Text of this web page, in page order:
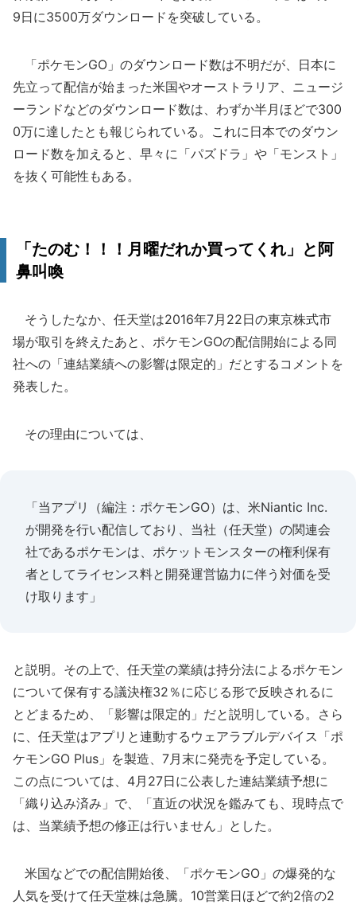
9日に3500万ダウンロードを突破している。
「ポケモンGO」のダウンロード数は不明だが、日本に
先立って配信が始まった米国やオーストラリア、ニュージ
ーランドなどのダウンロード数は、わずか半月ほどで300
0万に達したとも報じられている。これに日本でのダウン
ロード数を加えると、早々に「パズドラ」や「モンスト」
を抜く可能性もある。
「たのむ！！！月曜だれか買ってくれ」と阿
鼻叫喚
そうしたなか、任天堂は2016年7月22日の東京株式市
場が取引を終えたあと、ポケモンGOの配信開始による同
社への「連結業績への影響は限定的」だとするコメントを
発表した。
その理由については、
「当アプリ（編注：ポケモンGO）は、米Niantic Inc.
が開発を行い配信しており、当社（任天堂）の関連会
社であるポケモンは、ポケットモンスターの権利保有
者としてライセンス料と開発運営協力に伴う対価を受
け取ります」
と説明。その上で、任天堂の業績は持分法によるポケモン
について保有する議決権32％に応じる形で反映されるに
とどまるため、「影響は限定的」だと説明している。さら
に、任天堂はアプリと連動するウェアラブルデバイス「ポ
ケモンGO Plus」を製造、7月末に発売を予定している。
この点については、4月27日に公表した連結業績予想に
「織り込み済み」で、「直近の状況を鑑みても、現時点で
は、当業績予想の修正は行いません」とした。
米国などでの配信開始後、「ポケモンGO」の爆発的な
人気を受けて任天堂株は急騰。10営業日ほどで約2倍の2